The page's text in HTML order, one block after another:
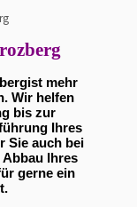
mehr
Wir helfen
bis zur
Ihres
Sie auch bei
Ihres
gerne ein